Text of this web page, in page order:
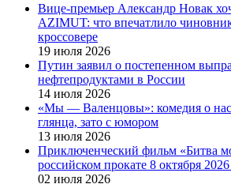
Вице‑премьер Александр Новак
AZIMUT: что впечатлило
кроссовере
19 июля 2026
Путин заявил о постепенном
нефтепродуктами в России
14 июля 2026
«Мы — Валенцовы»: комедия о
глянца, зато с юмором
13 июля 2026
Приключенческий фильм «Битва
российском прокате 8 октября 2026
02 июля 2026